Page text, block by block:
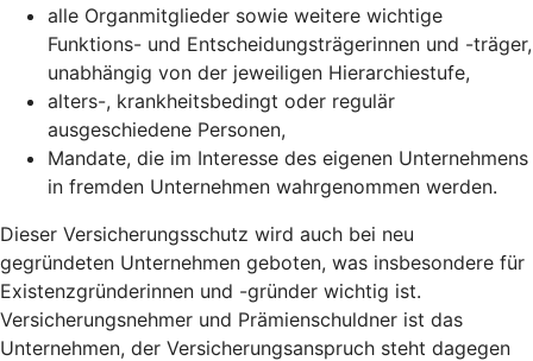
alle Organmitglieder sowie weitere wichtige
Funktions- und Entscheidungsträgerinnen und -träger,
unabhängig von der jeweiligen Hierarchiestufe,
alters-, krankheitsbedingt oder regulär
ausgeschiedene Personen,
Mandate, die im Interesse des eigenen Unternehmens
in fremden Unternehmen wahrgenommen werden.
Dieser Versicherungsschutz wird auch bei neu
gegründeten Unternehmen geboten, was insbesondere für
Existenzgründerinnen und -gründer wichtig ist.
Versicherungsnehmer und Prämienschuldner ist das
Unternehmen, der Versicherungsanspruch steht dagegen